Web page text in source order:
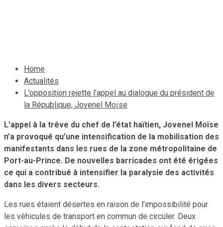
Home
Actualités
L’opposition rejette l’appel au dialogue du président de
la République, Jovenel Moïse
L’appel à la trêve du chef de l’état haïtien, Jovenel Moïse
n’a provoqué qu’une intensification de la mobilisation des
manifestants dans les rues de la zone métropolitaine de
Port-au-Prince. De nouvelles barricades ont été érigées
ce qui a contribué à intensifier la paralysie des activités
dans les divers secteurs.
Les rues étaient désertes en raison de l’impossibilité pour
les véhicules de transport en commun de circuler. Deux